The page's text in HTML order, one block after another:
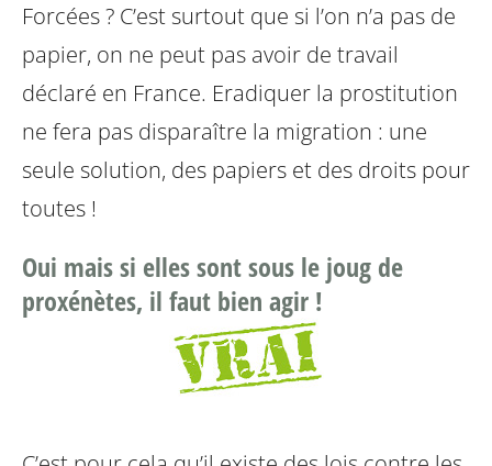
Forcées ? C’est surtout que si l’on n’a pas de
papier, on ne peut pas avoir de travail
déclaré en France. Eradiquer la prostitution
ne fera pas disparaître la migration : une
seule solution, des papiers et des droits pour
toutes !
Oui mais si elles sont sous le joug de
proxénètes, il faut bien agir !